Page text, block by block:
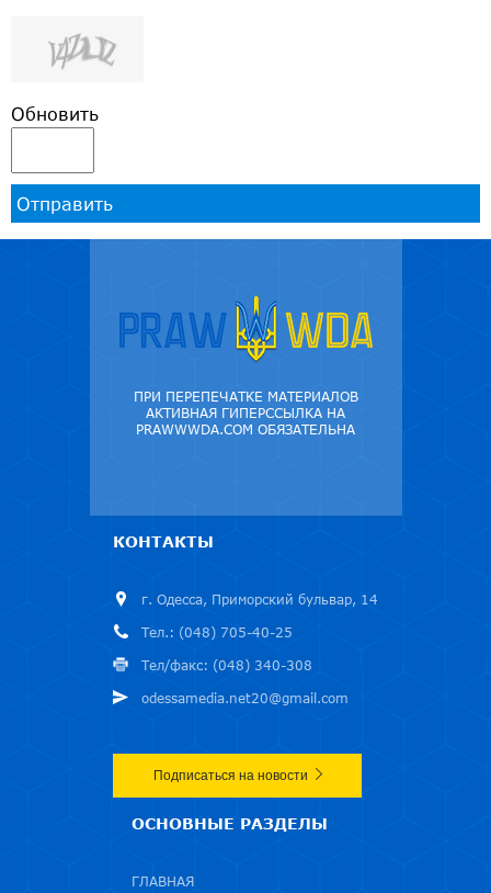
Обновить
Отправить
ПРИ ПЕРЕПЕЧАТКЕ МАТЕРИАЛОВ
АКТИВНАЯ ГИПЕРССЫЛКА НА
PRAWWWDA.COM ОБЯЗАТЕЛЬНА
КОНТАКТЫ
г. Одесса, Приморский бульвар, 14
Тел.: (048) 705-40-25
Тел/факс: (048) 340-308
odessamedia.net20@gmail.com
Подписаться на новости
ОСНОВНЫЕ РАЗДЕЛЫ
ГЛАВНАЯ